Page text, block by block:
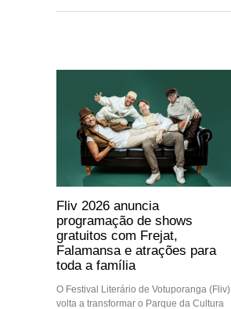
Fliv 2026 anuncia
programação de shows
gratuitos com Frejat,
Falamansa e atrações para
toda a família
O Festival Literário de Votuporanga (Fliv)
volta a transformar o Parque da Cultura